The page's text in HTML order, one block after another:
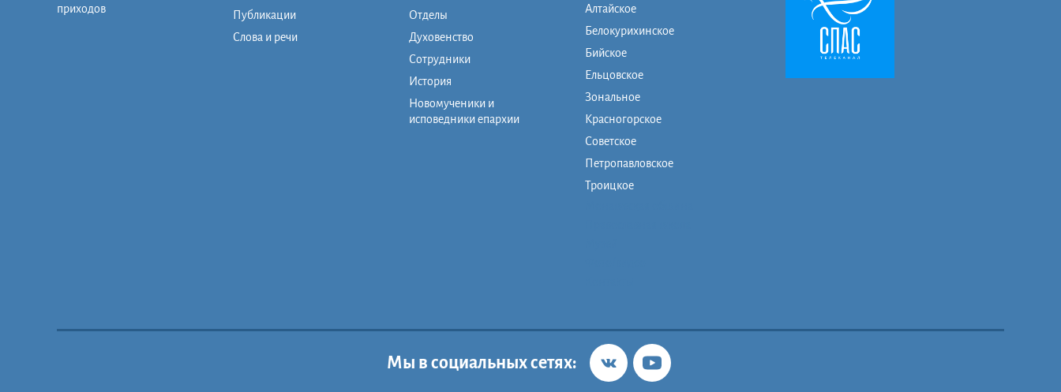
приходов
Публикации
Слова и речи
Отделы
Духовенство
Сотрудники
История
Новомученики и
исповедники епархии
Алтайское
Белокурихинское
Бийское
Ельцовское
Зональное
Красногорское
Советское
Петропавловское
Троицкое
Мы в социальных сетях: